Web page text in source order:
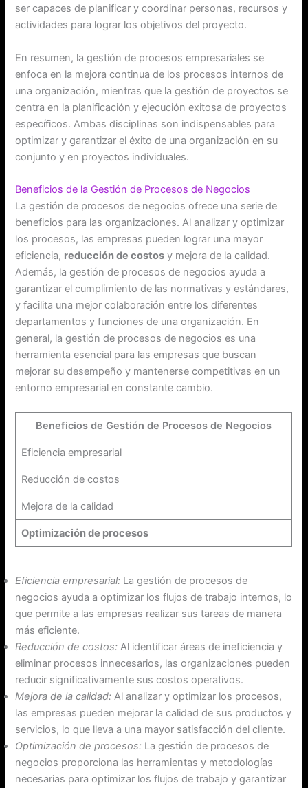
ser capaces de planificar y coordinar personas, recursos y
actividades para lograr los objetivos del proyecto.
En resumen, la gestión de procesos empresariales se
enfoca en la mejora continua de los procesos internos de
una organización, mientras que la gestión de proyectos se
centra en la planificación y ejecución exitosa de proyectos
específicos. Ambas disciplinas son indispensables para
optimizar y garantizar el éxito de una organización en su
conjunto y en proyectos individuales.
Beneficios de la Gestión de Procesos de Negocios
La gestión de procesos de negocios ofrece una serie de
beneficios para las organizaciones. Al analizar y optimizar
los procesos, las empresas pueden lograr una mayor
eficiencia, reducción de costos y mejora de la calidad.
Además, la gestión de procesos de negocios ayuda a
garantizar el cumplimiento de las normativas y estándares,
y facilita una mejor colaboración entre los diferentes
departamentos y funciones de una organización. En
general, la gestión de procesos de negocios es una
herramienta esencial para las empresas que buscan
mejorar su desempeño y mantenerse competitivas en un
entorno empresarial en constante cambio.
Beneficios de Gestión de Procesos de Negocios
Eficiencia empresarial
Reducción de costos
Mejora de la calidad
Optimización de procesos
Eficiencia empresarial: La gestión de procesos de
negocios ayuda a optimizar los flujos de trabajo internos, lo
que permite a las empresas realizar sus tareas de manera
más eficiente.
Reducción de costos: Al identificar áreas de ineficiencia y
eliminar procesos innecesarios, las organizaciones pueden
reducir significativamente sus costos operativos.
Mejora de la calidad: Al analizar y optimizar los procesos,
las empresas pueden mejorar la calidad de sus productos y
servicios, lo que lleva a una mayor satisfacción del cliente.
Optimización de procesos: La gestión de procesos de
negocios proporciona las herramientas y metodologías
necesarias para optimizar los flujos de trabajo y garantizar